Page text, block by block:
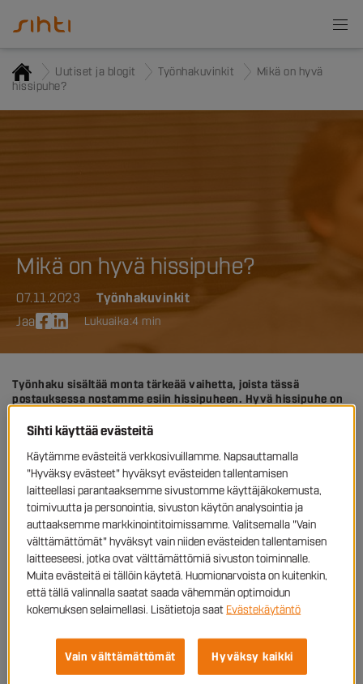
Uutiset ja blogit Työnhakuvinkit
Mikä on hyvä
hissipuhe?
Mikä on hyvä hissipuhe?
07.11.2023
Työnhakuvinkit
Jaa
Lukuaika:4 min
Työnhaku sisältää monta tärkeää vaihetta, joista tässä
postauksessa nostamme esiin hissipuheen. Hyvä hissipuhe on
loistat niin työhaastattelussa kuin työnhakutapahtumissa.
juuri sinä olet paras valinta sinua kiinnostavaan yritykseen. Lue
vinkkimme, kuinka teet onnistuneen hissipuheen!
? Mikä hissipuhe on oikeastaan?
Kuvittele, että olet astumassa hissiin, jossa kohtaat sinua
kiinnostavan työnantajayrityksen rekrytoijan tai esihenkilön.
Koska hissimatka kestää noin 30 sekunnista minuuttiin, on sinulla
vain tämän verran aikaa kiinnittää potentiaalisen työnantajan
huomio ja saada hänet vakuuttuneeksi siitä, että yritys tarvitsee
ytimekäs tiivistelmä ammatillisesta pätevyydestäsi,
osaamisestasi, ominaisuuksistasi sekä tavoitteistasi.
Sihti käyttää evästeitä
Käytämme evästeitä verkkosivuillamme. Napsauttamalla
"Hyväksy evästeet" hyväksyt evästeiden tallentamisen
laitteellasi parantaaksemme sivustomme käyttäjäkokemusta,
toimivuutta ja personointia, sivuston käytön analysointia ja
auttaaksemme markkinointitoimissamme. Valitsemalla "Vain
välttämättömät" hyväksyt vain niiden evästeiden tallentamisen
laitteeseesi, jotka ovat välttämättömiä sivuston toiminnalle.
Muita evästeitä ei tällöin käytetä. Huomionarvoista on kuitenkin,
että tällä valinnalla saatat saada vähemmän optimoidun
kokemuksen selaimellasi. Lisätietoja saat Evästekäytäntö
Vain välttämättömät Hyväksy kaikki